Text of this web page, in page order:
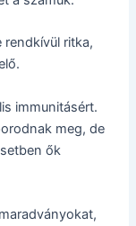
ritka,
immunitásért.
meg, de
ők